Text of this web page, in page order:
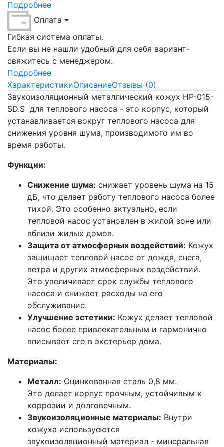
Подробнее
Оплата
Гибкая система оплаты.
Если вы не нашли удобный для себя вариант-
свяжитесь с менеджером.
Подробнее
ХарактеристикиОписаниеОтзывы (0)
Звукоизоляционный металлический кожух HP-015-
SD.S для теплового насоса - это корпус, который
устанавливается вокруг теплового насоса для
снижения уровня шума, производимого им во
время работы.
Функции:
Снижение шума: снижает уровень шума на 15
дБ, что делает работу теплового насоса более
тихой. Это особенно актуально, если
тепловой насос установлен в жилой зоне или
вблизи жилых домов.
Защита от атмосферных воздействий: Кожух
защищает тепловой насос от дождя, снега,
ветра и других атмосферных воздействий.
Это увеличивает срок службы теплового
насоса и снижает расходы на его
обслуживание.
Улучшение эстетики: Кожух делает тепловой
насос более привлекательным и гармонично
вписывает его в экстерьер дома.
Материалы:
Металл: Оцинкованная сталь 0,8 мм.
Это делает корпус прочным, устойчивым к
коррозии и долговечным.
Звукоизоляционные материалы: Внутри
кожуха используеются
звукоизоляционный материал - минеральная